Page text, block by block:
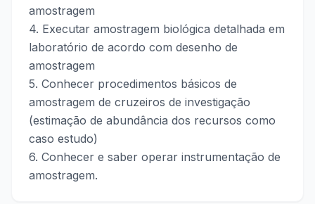
amostragem
4. Executar amostragem biológica detalhada em
laboratório de acordo com desenho de
amostragem
5. Conhecer procedimentos básicos de
amostragem de cruzeiros de investigação
(estimação de abundância dos recursos como
caso estudo)
6. Conhecer e saber operar instrumentação de
amostragem.